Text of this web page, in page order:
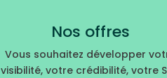
Nos offres
Vous souhaitez développer
visibilité, votre crédibilité, votre